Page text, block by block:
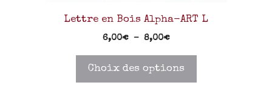
Lettre en Bois Alpha-ART L
6,00€ – 8,00€
Choix des options